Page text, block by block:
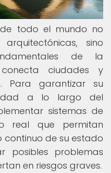
de todo el mundo no
sino
de la
ciudades y
Para garantizar su
a lo largo del
sistemas de
real que permitan
continuo de su estado
posibles problemas
en riesgos graves.